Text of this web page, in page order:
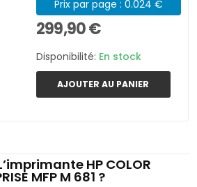
Prix par page : 0.024 €
299,90 €
Disponibilité: En stock
AJOUTER AU PANIER
HP COLOR
MFP M 681 ?